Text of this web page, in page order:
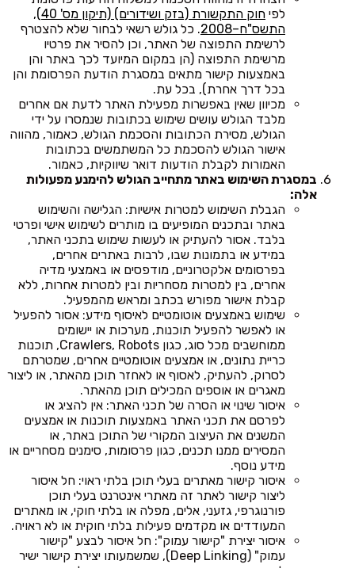
לפי
חוק התקשורת (בזק ושידורים) (תיקון מס' 40),
התשס"ח–2008
. כל גולש רשאי לבחור שלא להצטרף
לרשימת התפוצה של האתר, וכן להסיר את פרטיו
מרשימת התפוצה (הן במקום המיועד לכך באתר והן
באמצעות קישור מתאים במסגרת הודעת הפרסומת והן
בכל דרך אחרת), בכל עת.
מכיוון שאין באפשרות מפעילת האתר לדעת אם אחרים
מלבד הגולש עושים שימוש בכתובות שנמסרו על ידי
הגולש, מסירת הכתובות והסכמת הגולש, כאמור, מהווה
אישור הגולש להסכמת כל המשתמשים בכתובות
האמורות לקבלת הודעות דואר שיווקיות, כאמור.
במסגרת השימוש באתר מתחייב הגולש להימנע מפעולות
אלה:
הגבלת השימוש למטרות אישיות: הגלישה והשימוש
באתר ובתכנים המופיעים בו מותרים לשימוש אישי ופרטי
בלבד. אסור להעתיק או לעשות שימוש בתכני האתר,
במידע או בתמונות שבו, לרבות באתרים אחרים,
בפרסומים אלקטרוניים, מודפסים או באמצעי מדיה
אחרים, בין למטרות מסחריות ובין למטרות אחרות, ללא
קבלת אישור מפורש בכתב ומראש מהמפעיל.
שימוש באמצעים אוטומטיים לאיסוף מידע: אסור להפעיל
או לאפשר להפעיל תוכנות, מערכות או יישומים
ממוחשבים מכל סוג, כגון Crawlers, Robots, תוכנות
כריית נתונים, או אמצעים אוטומטיים אחרים, שמטרתם
לסרוק, להעתיק, לאסוף או לאחזר תוכן מהאתר, או ליצור
מאגרים או אוספים המכילים תוכן מהאתר.
איסור שינוי או הסרה של תכני האתר: אין להציג או
לפרסם את תכני האתר באמצעות תוכנות או אמצעים
המשנים את העיצוב המקורי של התוכן באתר, או
המסירים ממנו תכנים, כגון פרסומות, סימנים מסחריים או
מידע נוסף.
איסור קישור מאתרים בעלי תוכן בלתי ראוי: חל איסור
ליצור קישור לאתר זה מאתרי אינטרנט בעלי תוכן
פורנוגרפי, גזעני, אלים, מפלה או בלתי חוקי, או מאתרים
המעודדים או מקדמים פעילות בלתי חוקית או לא ראויה.
איסור יצירת "קישור עמוק": חל איסור לבצע "קישור
עמוק" (Deep Linking), שמשמעותו יצירת קישור ישיר